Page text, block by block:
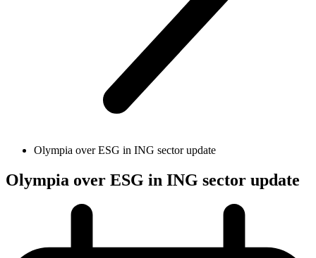
Olympia over ESG in ING sector update
Olympia over ESG in ING sector update